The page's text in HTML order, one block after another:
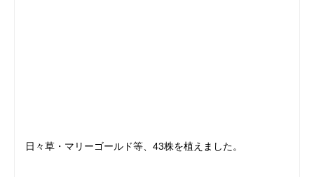
日々草・マリーゴールド等、43株を植えました。